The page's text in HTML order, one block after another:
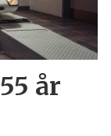
år